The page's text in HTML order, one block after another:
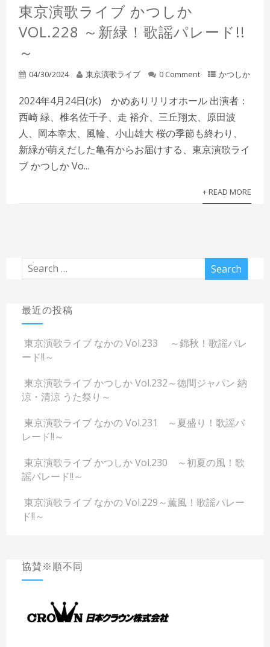
東京演歌ライブ かつしか
VOL.228 ～新緑！歌謡パレード!!
～
04/30/2024 東京演歌ライブ 0 Comment かつしか
2024年4月24日(水) かめありリリオホール 出演者：
西崎 緑、椎名佐千子、走 裕介、三丘翔太、原田波
人、岡本幸太、風輪、小山雄大 桜の季節も終わり、
新緑が萌えだした亀有からお届けする、東京演歌ライ
ブ かつしか Vo...
+ READ MORE
最近の投稿
東京演歌ライブ なかの Vol.233 ～錦秋！歌謡パレ
ード!!～
東京演歌ライブ かつしか Vol.232～徳間ジャパン 納
涼・清涼 うた祭り～
東京演歌ライブ なかの Vol.231 ～夏盛り！歌謡パ
レード!!～
東京演歌ライブ かつしか Vol.230 ～初夏の風！歌
謡パレード!!～
東京演歌ライブ なかの Vol.229～薫風！歌謡パレー
ド!!～
協賛※順不同